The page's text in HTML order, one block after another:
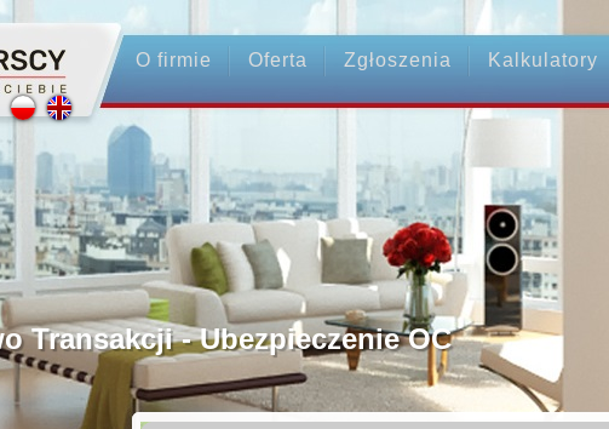
O firmie Oferta Zgłoszenia Kalkulatory
Pośrednictwo
Transakcji - Ubezpieczenie OC
Pośrednicy